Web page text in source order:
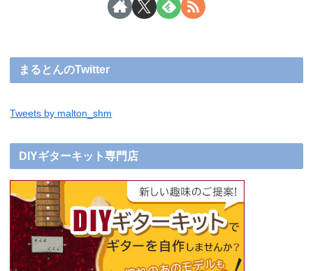
まるとんのTwitter
Tweets by malton_shm
DIYギターキット専門店